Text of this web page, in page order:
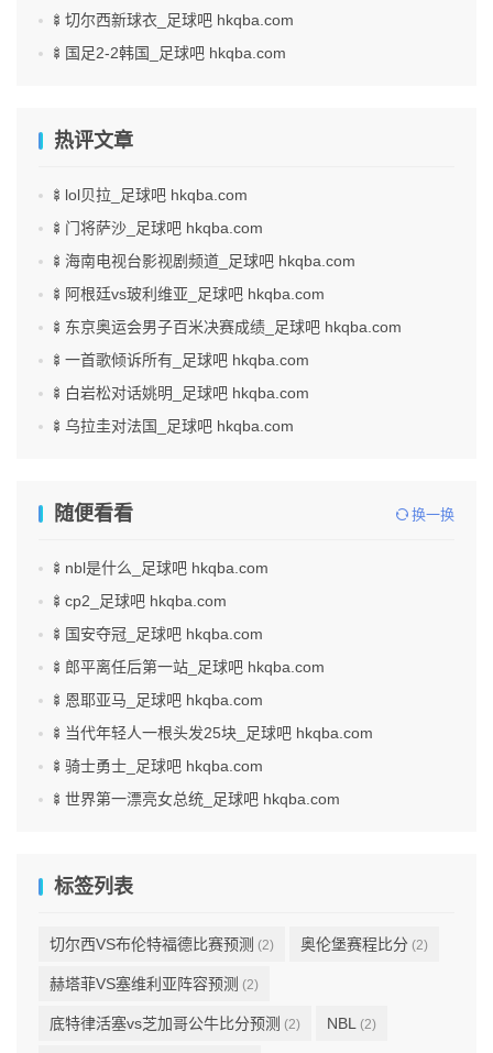
🍢切尔西新球衣_足球吧 hkqba.com
🍢国足2-2韩国_足球吧 hkqba.com
热评文章
🍢lol贝拉_足球吧 hkqba.com
🍢门将萨沙_足球吧 hkqba.com
🍢海南电视台影视剧频道_足球吧 hkqba.com
🍢阿根廷vs玻利维亚_足球吧 hkqba.com
🍢东京奥运会男子百米决赛成绩_足球吧 hkqba.com
🍢一首歌倾诉所有_足球吧 hkqba.com
🍢白岩松对话姚明_足球吧 hkqba.com
🍢乌拉圭对法国_足球吧 hkqba.com
随便看看 换一换
🍢nbl是什么_足球吧 hkqba.com
🍢cp2_足球吧 hkqba.com
🍢国安夺冠_足球吧 hkqba.com
🍢郎平离任后第一站_足球吧 hkqba.com
🍢恩耶亚马_足球吧 hkqba.com
🍢当代年轻人一根头发25块_足球吧 hkqba.com
🍢骑士勇士_足球吧 hkqba.com
🍢世界第一漂亮女总统_足球吧 hkqba.com
标签列表
切尔西VS布伦特福德比赛预测 (2) 奥伦堡赛程比分 (2)
赫塔菲VS塞维利亚阵容预测 (2)
底特律活塞vs芝加哥公牛比分预测 (2) NBL (2)